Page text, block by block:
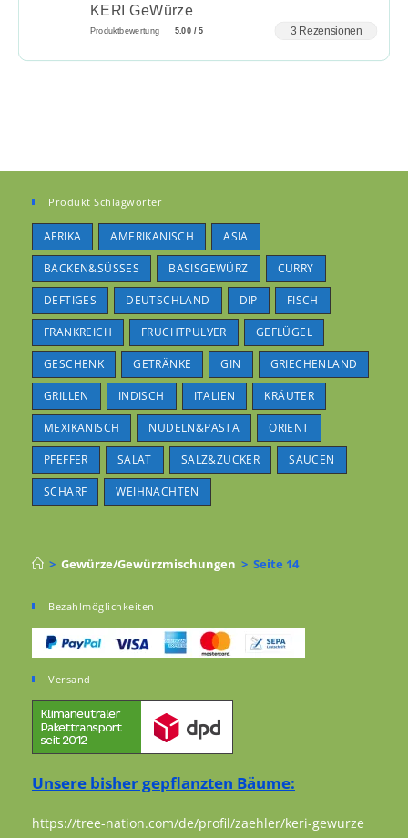
KERI GeWürze
Produktbewertung 5.00 / 5 3 Rezensionen
Produkt Schlagwörter
AFRIKA AMERIKANISCH ASIA
BACKEN&SÜSSES BASISGEWÜRZ CURRY
DEFTIGES DEUTSCHLAND DIP FISCH
FRANKREICH FRUCHTPULVER GEFLÜGEL
GESCHENK GETRÄNKE GIN GRIECHENLAND
GRILLEN INDISCH ITALIEN KRÄUTER
MEXIKANISCH NUDELN&PASTA ORIENT
PFEFFER SALAT SALZ&ZUCKER SAUCEN
SCHARF WEIHNACHTEN
> Gewürze/Gewürzmischungen > Seite 14
Bezahlmöglichkeiten
Versand
Unsere bisher gepflanzten Bäume:
https://tree-nation.com/de/profil/zaehler/keri-gewurze